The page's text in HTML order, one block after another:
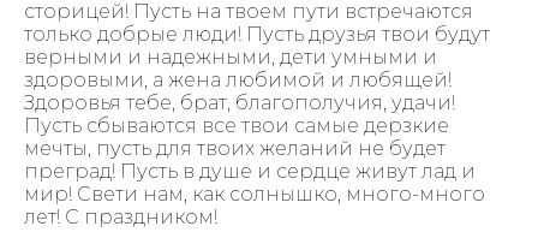
сторицей! Пусть на твоем пути встречаются
только добрые люди! Пусть друзья твои будут
верными и надежными, дети умными и
здоровыми, а жена любимой и любящей!
Здоровья тебе, брат, благополучия, удачи!
Пусть сбываются все твои самые дерзкие
мечты, пусть для твоих желаний не будет
преград! Пусть в душе и сердце живут лад и
мир! Свети нам, как солнышко, много-много
лет! С праздником!